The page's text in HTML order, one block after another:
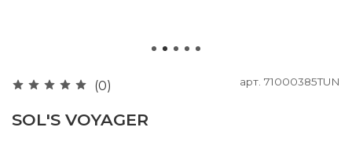
(0) арт. 71000385TUN
SOL'S VOYAGER